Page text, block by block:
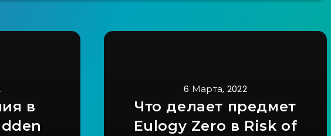
в
6 Марта, 2022
Что делает предмет
Eulogy Zero в Risk of